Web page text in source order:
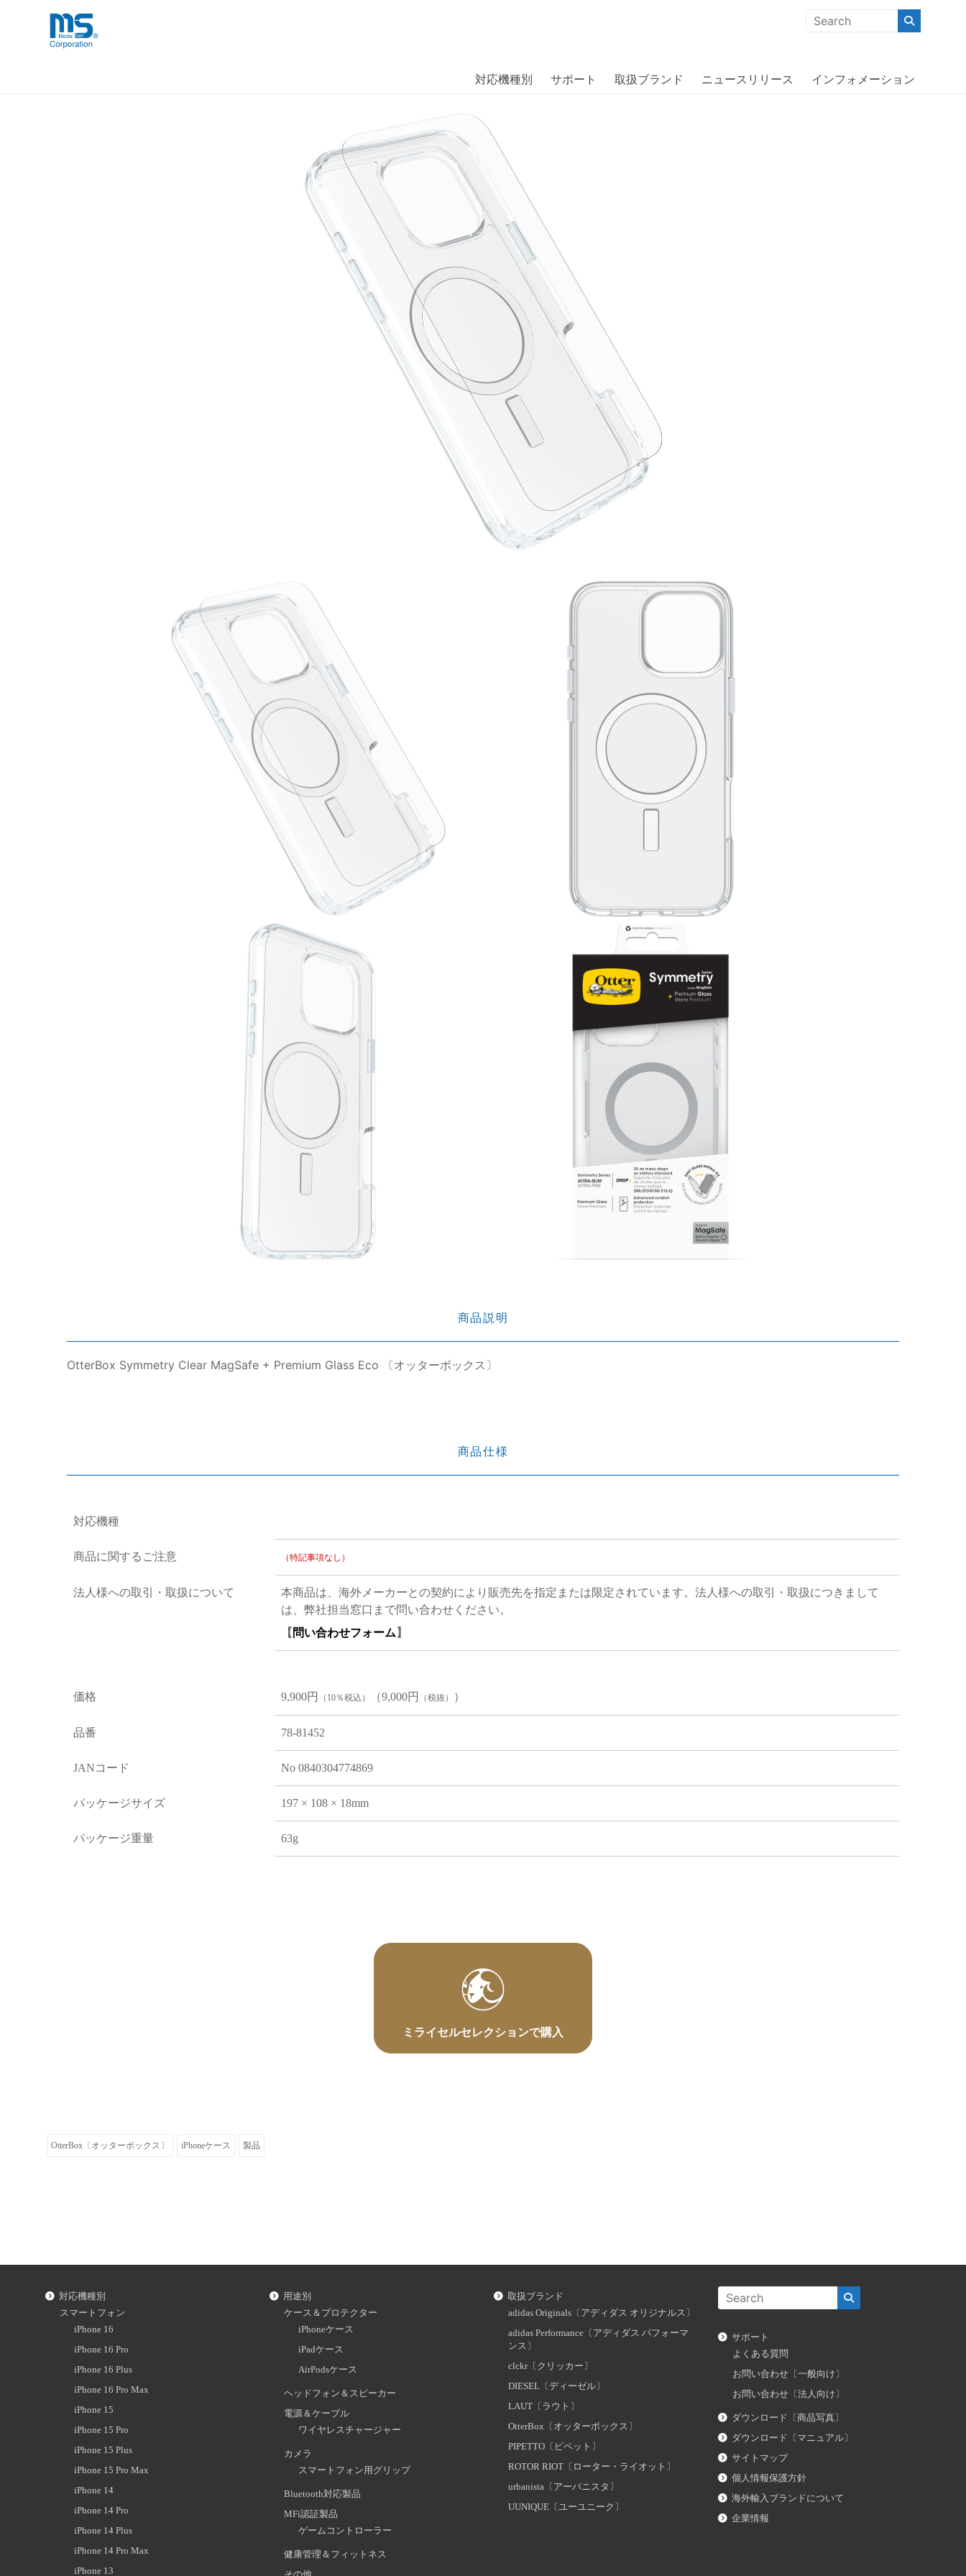
海外事業部が取り揃えている海外輸入商品には、日本では珍しい「海外ブランド」をはじめ「ユニークな商品」「機能的な商品」「コストパフォーマンスの高い商
対応機種別 サポート 取扱ブランド ニュースリリース インフォメーション
商品説明
OtterBox Symmetry Clear MagSafe + Premium Glass Eco 〔オッターボックス〕
商品仕様
対応機種
商品に関するご注意 （特記事項なし）
法人様への取引・取扱について
本商品は、海外メーカーとの契約により販売先を指定または限定されています。法人様への取引・取扱につきまして
は、弊社担当窓口まで問い合わせください。
【 問い合わせフォーム 】
価格 9,900円 （10％税込） （9,000円 （税抜） ）
品番 78-81452
JANコード No 0840304774869
パッケージサイズ 197 × 108 × 18mm
パッケージ重量 63g
ミライセルセレクションで購入
OtterBox〔オッターボックス〕 iPhoneケース 製品
対応機種別
スマートフォン
iPhone 16
iPhone 16 Pro
iPhone 16 Plus
iPhone 16 Pro Max
iPhone 15
iPhone 15 Pro
iPhone 15 Plus
iPhone 15 Pro Max
iPhone 14
iPhone 14 Pro
iPhone 14 Plus
iPhone 14 Pro Max
iPhone 13
用途別
ケース＆プロテクター
iPhoneケース
iPadケース
AirPodsケース
ヘッドフォン＆スピーカー
電源＆ケーブル
ワイヤレスチャージャー
カメラ
スマートフォン用グリップ
Bluetooth対応製品
MFi認証製品
ゲームコントローラー
健康管理＆フィットネス
取扱ブランド
adidas Originals〔アディダス オリジナルス〕
adidas Performance〔アディダス パフォーマ
ンス〕
clckr〔クリッカー〕
DIESEL〔ディーゼル〕
LAUT〔ラウト〕
OtterBox〔オッターボックス〕
PIPETTO〔ピペット〕
ROTOR RIOT〔ローター・ライオット〕
urbanista〔アーバニスタ〕
UUNIQUE〔ユーユニーク〕
サポート
よくある質問
お問い合わせ〔一般向け〕
お問い合わせ〔法人向け〕
ダウンロード〔商品写真〕
ダウンロード〔マニュアル〕
サイトマップ
個人情報保護方針
海外輸入ブランドについて
企業情報